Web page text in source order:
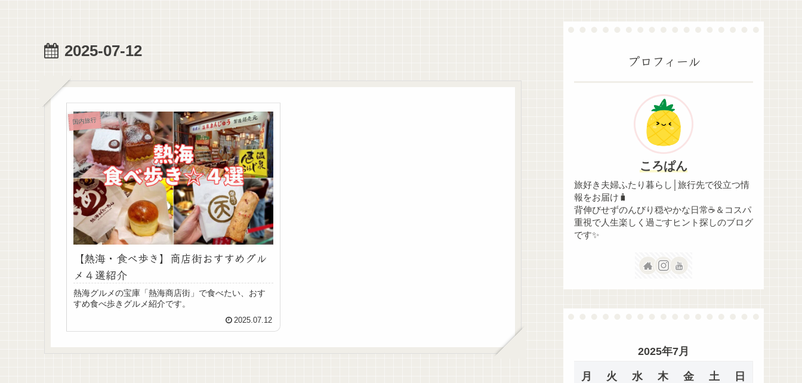
2025-07-12
国内旅行
【熱海・食べ歩き】商店街おすすめグル
メ４選紹介
熱海グルメの宝庫「熱海商店街」で食べたい、おす
すめ食べ歩きグルメ紹介です。
2025.07.12
プロフィール
ころぱん
旅好き夫婦ふたり暮らし│旅行先で役立つ情
報をお届け🧳
背伸びせずのんびり穏やかな日常☕＆コスパ
重視で人生楽しく過ごすヒント探しのブログ
です✨
2025年7月
月 火 水 木 金 土 日